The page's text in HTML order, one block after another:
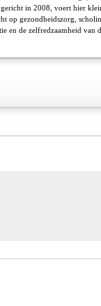
in 2008, voert hier
op gezondheidszorg,
en de zelfredzaamheid van